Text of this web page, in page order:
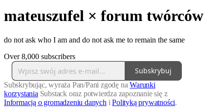
mateuszufel × forum twórców
do not ask who I am and do not ask me to remain the same
Over 8,000 subscribers
Subskrybuj
Subskrybując, wyraża Pan/Pani zgodę naWarunki
korzystania Substack oraz potwierdza zapoznanie się z
Informacją o gromadzeniu danych iPolityką prywatności.